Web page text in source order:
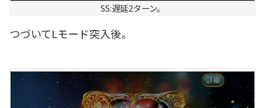
SS:遅延2ターン。
つづいてLモード突入後。